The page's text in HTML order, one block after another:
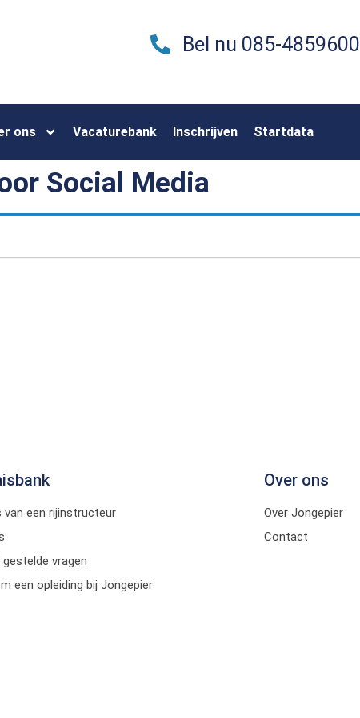
Bel nu 085-4859600
ons Vacaturebank Inschrijven Startdata
Social Media
van een rijinstructeur
gestelde vragen
een opleiding bij Jongepier
Over ons
Over Jongepier
Contact